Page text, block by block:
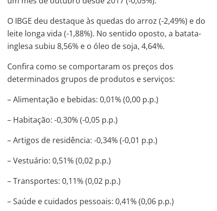
O IBGE deu destaque às quedas do arroz (-2,49%) e do
leite longa vida (-1,88%). No sentido oposto, a batata-
inglesa subiu 8,56% e o óleo de soja, 4,64%.
Confira como se comportaram os preços dos
determinados grupos de produtos e serviços:
– Alimentação e bebidas: 0,01% (0,00 p.p.)
– Habitação: -0,30% (-0,05 p.p.)
– Artigos de residência: -0,34% (-0,01 p.p.)
– Vestuário: 0,51% (0,02 p.p.)
– Transportes: 0,11% (0,02 p.p.)
– Saúde e cuidados pessoais: 0,41% (0,06 p.p.)